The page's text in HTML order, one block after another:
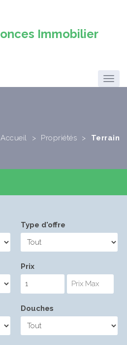
Accueil > Propriétés > Terrain
Type d'offre
Prix
Douches